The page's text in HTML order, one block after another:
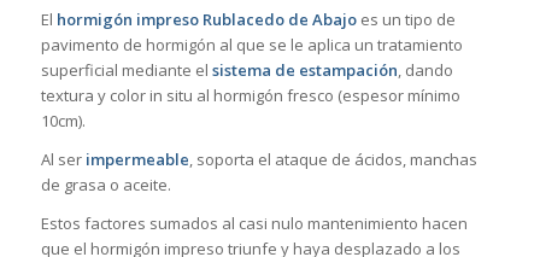
El hormigón impreso Rublacedo de Abajoes un tipo de
pavimento de hormigón al que se le aplica un tratamiento
superficial mediante el sistema de estampación, dando
textura y color in situ al hormigón fresco (espesor mínimo
10cm).
Al ser impermeable, soporta el ataque de ácidos, manchas
de grasa o aceite.
Estos factores sumados al casi nulo mantenimiento hacen
que el hormigón impreso triunfe y haya desplazado a los